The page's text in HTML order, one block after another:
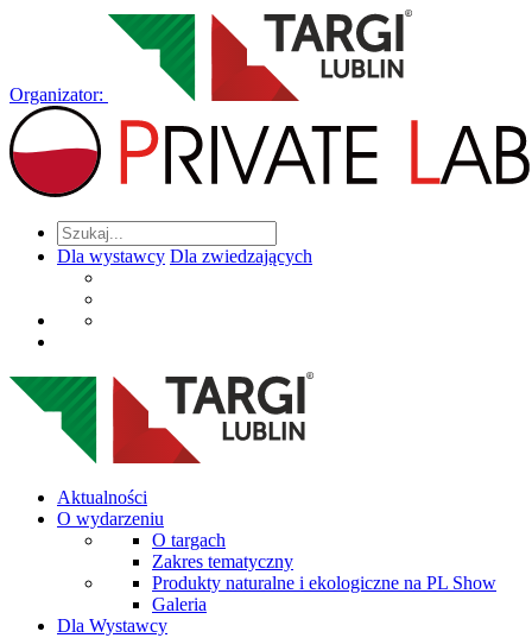
Organizator:
Dla wystawcy Dla zwiedzających
Aktualności
O wydarzeniu
O targach
Zakres tematyczny
Produkty naturalne i ekologiczne na PL Show
Galeria
Dla Wystawcy